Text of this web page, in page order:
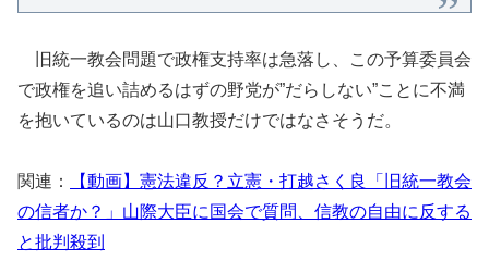
旧統一教会問題で政権支持率は急落し、この予算委員会
で政権を追い詰めるはずの野党が”だらしない”ことに不満
を抱いているのは山口教授だけではなさそうだ。
関連：
【動画】憲法違反？立憲・打越さく良「旧統一教会
の信者か？」山際大臣に国会で質問、信教の自由に反する
と批判殺到